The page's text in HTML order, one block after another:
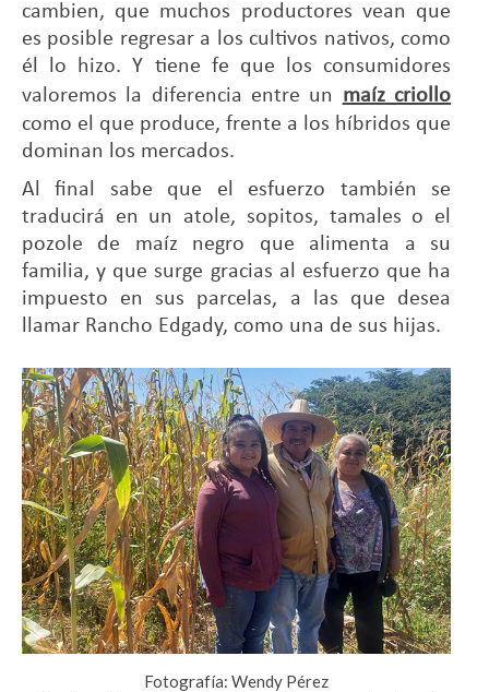
cambien, que muchos productores vean que
es posible regresar a los cultivos nativos, como
él lo hizo. Y tiene fe que los consumidores
valoremos la diferencia entre un maíz criollo
como el que produce, frente a los híbridos que
dominan los mercados.
Al final sabe que el esfuerzo también se
traducirá en un atole, sopitos, tamales o el
pozole de maíz negro que alimenta a su
familia, y que surge gracias al esfuerzo que ha
impuesto en sus parcelas, a las que desea
llamar Rancho Edgady, como una de sus hijas.
Fotografía: Wendy Pérez